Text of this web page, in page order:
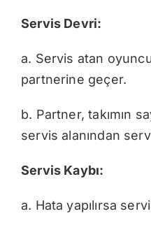
Servis Devri:
a. Servis atan
partnerine geçer.
b. Partner, takımın
servis alanından
Servis Kaybı:
a. Hata yapılırsa